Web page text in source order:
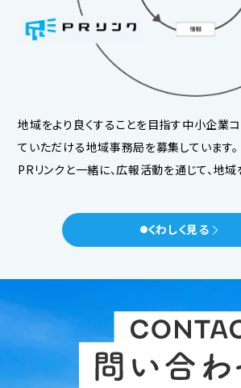
地域をより良くすることを目指す中小企業
ていただける地域事務局を募集しています。
PRリンクと一緒に、広報活動を通じて、地
くわしく見る